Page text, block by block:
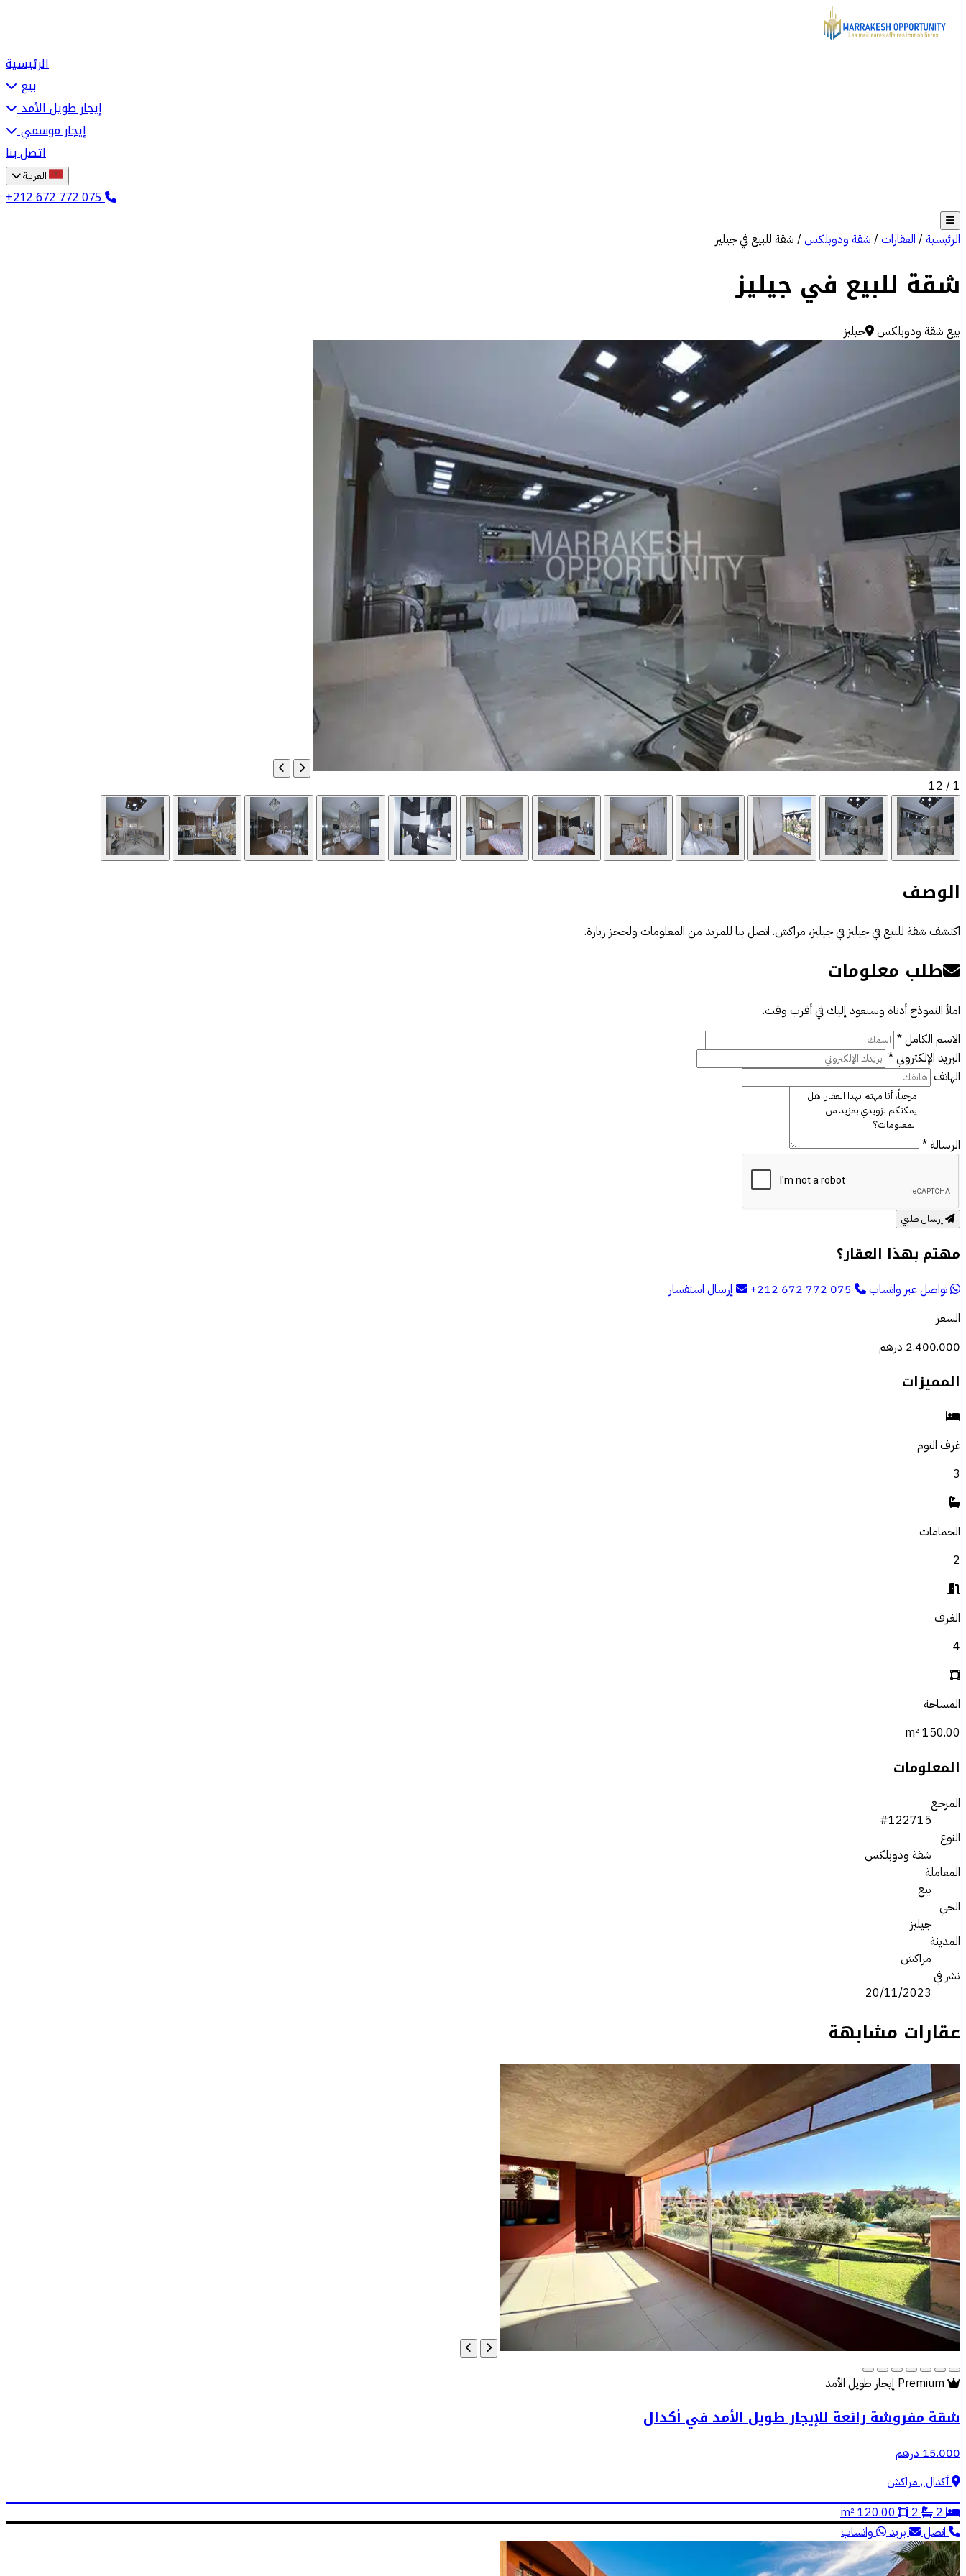
الرئيسية
بيع
إيجار طويل الأمد
إيجار موسمي
اتصل بنا
العربية
+212 672 772 075
الرئيسية/العقارات/شقة ودوبلكس/ شقة للبيع في جيليز
شقة للبيع في جيليز
بيع شقة ودوبلكس جيليز
1
/ 12
الوصف
اكتشف شقة للبيع في جيليز في جيليز، مراكش. اتصل بنا للمزيد من المعلومات ولحجز زيارة.
طلب معلومات
املأ النموذج أدناه وسنعود إليك في أقرب وقت.
الاسم الكامل *
البريد الإلكتروني *
الهاتف
الرسالة *
إرسال طلبي
مهتم بهذا العقار؟
تواصل عبر واتساب +212 672 772 075
إرسال استفسار
السعر
2.400.000 درهم
المميزات
غرف النوم
3
الحمامات
2
الغرف
4
المساحة
150.00 m²
المعلومات
المرجع
#122715
النوع
شقة ودوبلكس
المعاملة
بيع
الحي
جيليز
المدينة
مراكش
نشر في
20/11/2023
عقارات مشابهة
إيجار طويل الأمد
شقة مفروشة رائعة للإيجار طويل الأمد في أكدال
15.000 درهم
أكدال , مراكش
2
2
120.00 m²
اتصل
بريد واتساب